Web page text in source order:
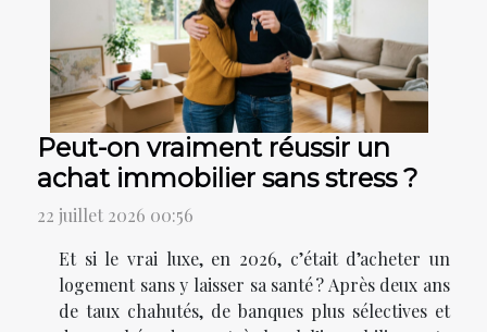
Peut-on vraiment réussir un
achat immobilier sans stress ?
22 juillet 2026 00:56
Et si le vrai luxe, en 2026, c’était d’acheter un
logement sans y laisser sa santé ? Après deux ans
de taux chahutés, de banques plus sélectives et